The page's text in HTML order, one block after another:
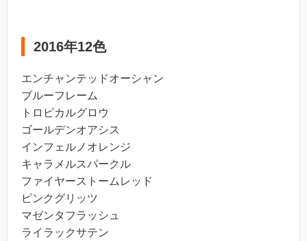
2016年12色
エンチャンテッドオーシャン
ブルーフレーム
トロピカルグロウ
ゴールデンオアシス
インフェルノオレンジ
キャラメルスパークル
ファイヤーストームレッド
ピンクグリッツ
マゼンタフラッシュ
ライラックサテン